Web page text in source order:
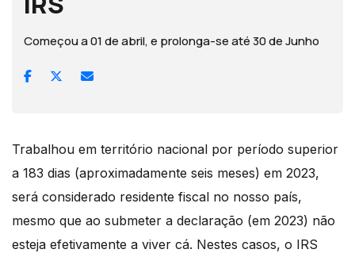
Começou a 01 de abril, e prolonga-se até 30 de Junho
Trabalhou em território nacional por período superior
a 183 dias (aproximadamente seis meses) em 2023,
será considerado residente fiscal no nosso país,
mesmo que ao submeter a declaração (em 2023) não
esteja efetivamente a viver cá. Nestes casos, o IRS